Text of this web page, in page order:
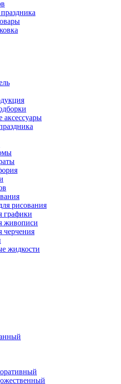
аксессуары
рисования
графики
живописи
черчения
жидкости